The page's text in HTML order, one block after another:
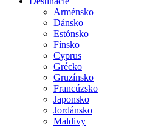
Arménsko
Dánsko
Estónsko
Fínsko
Cyprus
Grécko
Gruzínsko
Francúzsko
Japonsko
Jordánsko
Maldivy